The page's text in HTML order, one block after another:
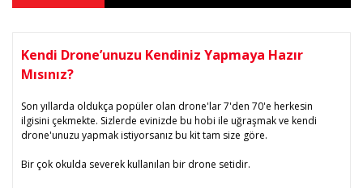
Kendi Drone’unuzu Kendiniz Yapmaya Hazır
Mısınız?
Son yıllarda oldukça popüler olan drone'lar 7'den 70'e herkesin
ilgisini çekmekte. Sizlerde evinizde bu hobi ile uğraşmak ve kendi
drone'unuzu yapmak istiyorsanız bu kit tam size göre.
Bir çok okulda severek kullanılan bir drone setidir.